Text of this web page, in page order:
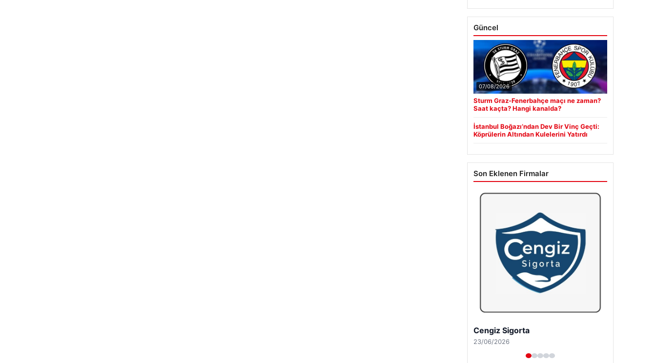
Güncel
07/08/2026
Sturm Graz-Fenerbahçe maçı ne zaman?
Saat kaçta? Hangi kanalda?
İstanbul Boğazı’ndan Dev Bir Vinç Geçti:
Köprülerin Altından Kulelerini Yatırdı
Son Eklenen Firmalar
Cengiz Sigorta
23/06/2026